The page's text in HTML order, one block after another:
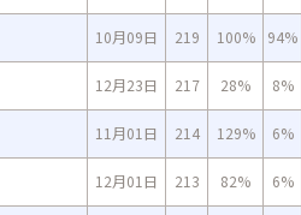
10月09日 219 100% 94%
12月23日 217 28% 8%
11月01日 214 129% 6%
12月01日 213 82% 6%